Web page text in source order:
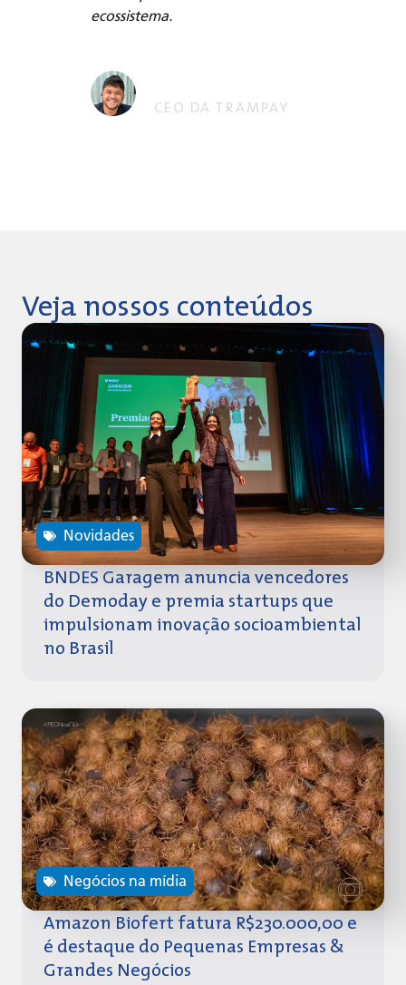
ecossistema.
CEO DA TRAMPAY
Veja nossos conteúdos
Novidades
BNDES Garagem anuncia vencedores
do Demoday e premia startups que
impulsionam inovação socioambiental
no Brasil
Negócios na mídia
Amazon Biofert fatura R$230.000,00 e
é destaque do Pequenas Empresas &
Grandes Negócios